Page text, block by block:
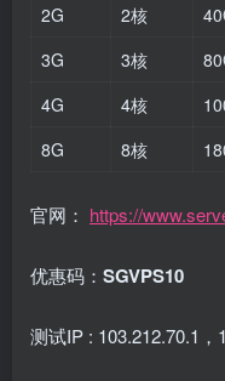
2G
2核
3G
3核
4G
4核
8G
8核
官网： https://
优惠码： SGVPS10
测试IP : 103.212.70.1，